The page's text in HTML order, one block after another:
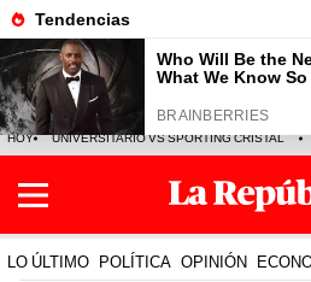
HOY UNIVERSITARIO VS SPORTING CRISTAL
LO ÚLTIMO POLÍTICA OPINIÓN